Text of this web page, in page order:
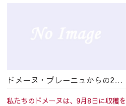
ドメーヌ・プレーニュからの2014年情報
私たちのドメーヌは、9月8日に収穫を